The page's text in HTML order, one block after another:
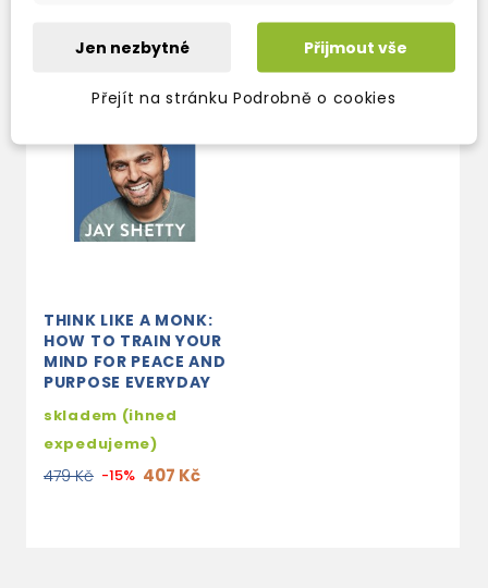
THINK LIKE A MONK:
HOW TO TRAIN YOUR
MIND FOR PEACE AND
PURPOSE EVERYDAY
skladem (ihned
expedujeme)
479 Kč -15% 407 Kč
Jen nezbytné Přijmout vše
Přejít na stránku Podrobně o cookies